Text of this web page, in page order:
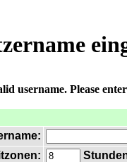
username. Please